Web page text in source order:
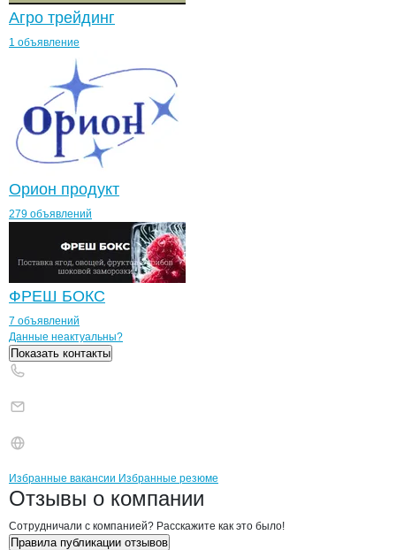
Агро трейдинг
1 объявление
Орион продукт
279 объявлений
ФРЕШ БОКС
7 объявлений
Контактыкомпании
+7(800)000-00-..
Данные неактуальны?
Показать контакты
Брендыкомпани Свободненское ТОО
Вакансии вСвободненское ТОО
Избранные вакансии Избранные резюме
Новости oСвободненское ТОО, ООО
Отзывы о компании
Сотрудничали с компанией? Расскажите как это было!
Правила публикации отзывов